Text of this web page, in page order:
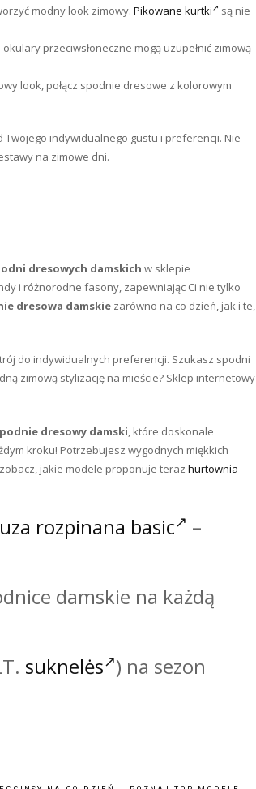
modny look zimowy. Pikowane kurtki
są nie
przeciwsłoneczne mogą uzupełnić zimową
look, połącz spodnie dresowe z kolorowym
indywidualnego gustu i preferencji. Nie
na zimowe dni.
dresowych damskich w sklepie
i różnorodne fasony, zapewniając Ci nie tylko
dresowa damskie zarówno na co dzień, jak i te,
do indywidualnych preferencji. Szukasz spodni
zimową stylizację na mieście? Sklep internetowy
dresowy damski, które doskonale
kroku! Potrzebujesz wygodnych miękkich
jakie modele proponuje teraz hurtownia
rozpinana basic
–
damskie na każdą
suknelės ) na sezon